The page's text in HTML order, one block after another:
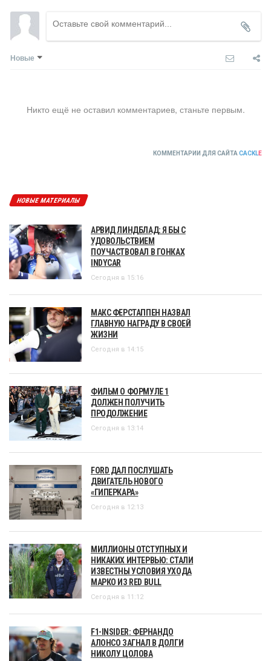
Новые
Никто ещё не оставил комментариев, станьте первым.
КОММЕНТАРИИ ДЛЯ САЙТА CACKLE
НОВЫЕ МАТЕРИАЛЫ
АРВИД ЛИНДБЛАД: Я БЫ С
УДОВОЛЬСТВИЕМ
ПОУЧАСТВОВАЛ В ГОНКАХ
INDYCAR
Сегодня в 15:16
МАКС ФЕРСТАППЕН НАЗВАЛ
ГЛАВНУЮ НАГРАДУ В СВОЕЙ
ЖИЗНИ
Сегодня в 14:15
ФИЛЬМ О ФОРМУЛЕ 1
ДОЛЖЕН ПОЛУЧИТЬ
ПРОДОЛЖЕНИЕ
Сегодня в 13:14
FORD ДАЛ ПОСЛУШАТЬ
ДВИГАТЕЛЬ НОВОГО
«ГИПЕРКАРА»
Сегодня в 12:13
МИЛЛИОНЫ ОТСТУПНЫХ И
НИКАКИХ ИНТЕРВЬЮ: СТАЛИ
ИЗВЕСТНЫ УСЛОВИЯ УХОДА
МАРКО ИЗ RED BULL
Сегодня в 11:12
F1-INSIDER: ФЕРНАНДО
АЛОНСО ЗАГНАЛ В ДОЛГИ
НИКОЛУ ЦОЛОВА